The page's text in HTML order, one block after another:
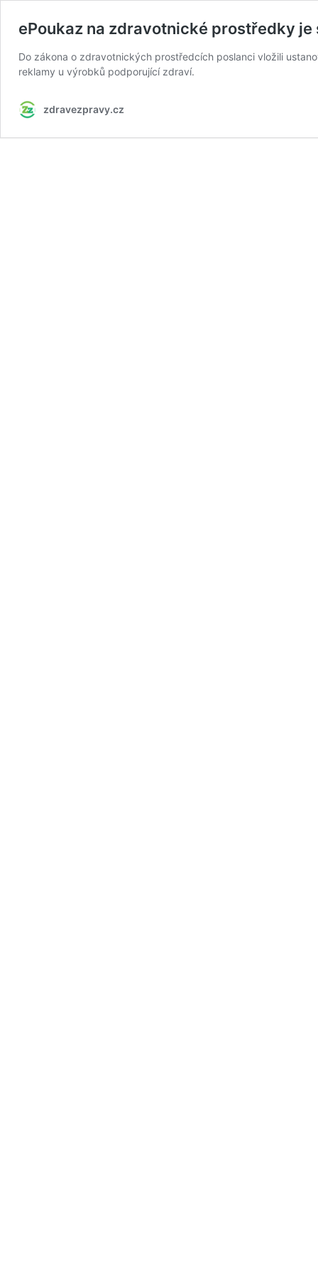
ePoukaz na zdravotnické prostředky je
Do zákona o zdravotnických prostředcích poslanci vložili
reklamy u výrobků podporující zdraví.
zdravezpravy.cz